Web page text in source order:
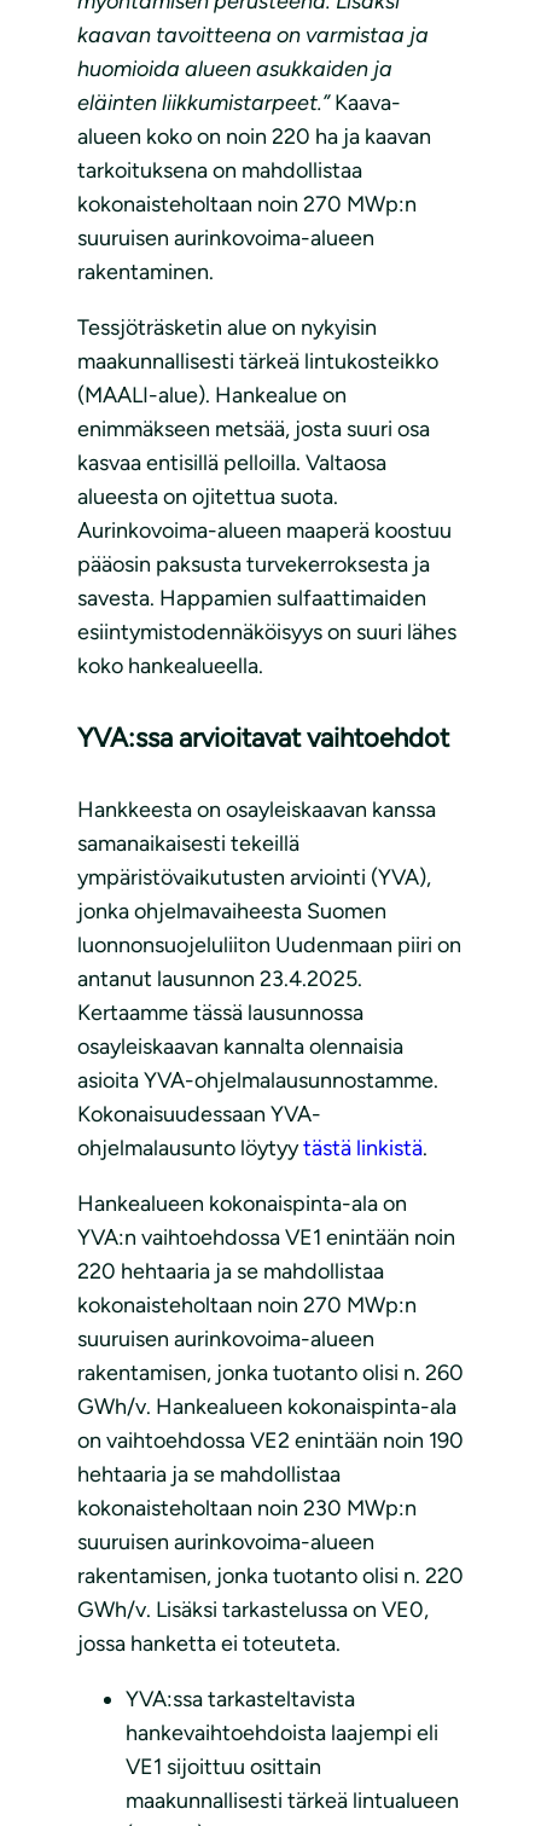
kaavan tavoitteena on varmistaa ja
huomioida alueen asukkaiden ja
eläinten liikkumistarpeet.”Kaava-
alueen koko on noin 220 ha ja kaavan
tarkoituksena on mahdollistaa
kokonaisteholtaan noin 270 MWp:n
suuruisen aurinkovoima-alueen
rakentaminen.
Tessjöträsketin alue on nykyisin
maakunnallisesti tärkeä lintukosteikko
(MAALI-alue). Hankealue on
enimmäkseen metsää, josta suuri osa
kasvaa entisillä pelloilla. Valtaosa
alueesta on ojitettua suota.
Aurinkovoima-alueen maaperä koostuu
pääosin paksusta turvekerroksesta ja
savesta. Happamien sulfaattimaiden
esiintymistodennäköisyys on suuri lähes
koko hankealueella.
YVA:ssa arvioitavat vaihtoehdot
Hankkeesta on osayleiskaavan kanssa
samanaikaisesti tekeillä
ympäristövaikutusten arviointi (YVA),
jonka ohjelmavaiheesta Suomen
luonnonsuojeluliiton Uudenmaan piiri on
antanut lausunnon 23.4.2025.
Kertaamme tässä lausunnossa
osayleiskaavan kannalta olennaisia
asioita YVA-ohjelmalausunnostamme.
Kokonaisuudessaan YVA-
ohjelmalausunto löytyytästä linkistä.
Hankealueen kokonaispinta-ala on
YVA:n vaihtoehdossa VE1 enintään noin
220 hehtaaria ja se mahdollistaa
kokonaisteholtaan noin 270 MWp:n
suuruisen aurinkovoima-alueen
rakentamisen, jonka tuotanto olisi n. 260
GWh/v. Hankealueen kokonaispinta-ala
on vaihtoehdossa VE2 enintään noin 190
hehtaaria ja se mahdollistaa
kokonaisteholtaan noin 230 MWp:n
suuruisen aurinkovoima-alueen
rakentamisen, jonka tuotanto olisi n. 220
GWh/v. Lisäksi tarkastelussa on VE0,
jossa hanketta ei toteuteta.
YVA:ssa tarkasteltavista
hankevaihtoehdoista laajempi eli
VE1 sijoittuu osittain
maakunnallisesti tärkeä lintualueen